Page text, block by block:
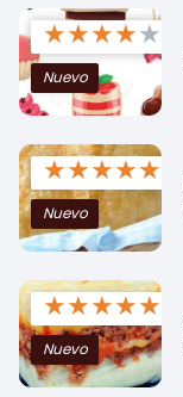
★★★★★
Nuevo
★★★★★
Nuevo
★★★★★
Nuevo